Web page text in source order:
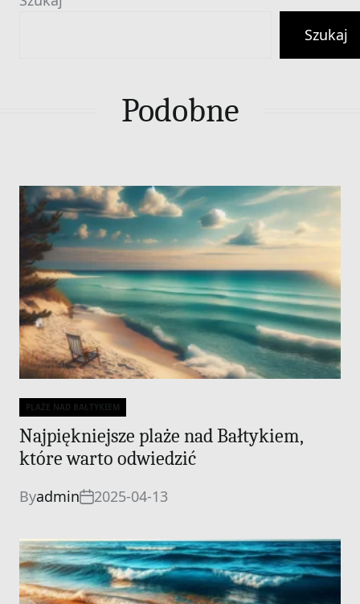
Szukaj
Podobne
Categories
PLAŻE NAD BAŁTYKIEM
Najpiękniejsze plaże nad Bałtykiem,
które warto odwiedzić
Byadmin 2025-04-13